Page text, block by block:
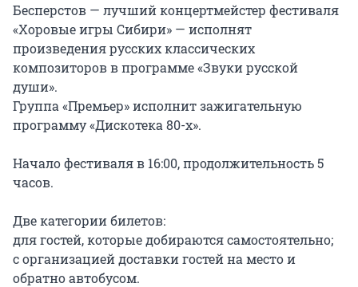
Бесперстов — лучший концертмейстер фестиваля
«Хоровые игры Сибири» — исполнят
произведения русских классических
композиторов в программе «Звуки русской
души».
Группа «Премьер» исполнит зажигательную
программу «Дискотека 80-х».
Начало фестиваля в 16:00, продолжительность 5
часов.
Две категории билетов:
для гостей, которые добираются самостоятельно;
с организацией доставки гостей на место и
обратно автобусом.